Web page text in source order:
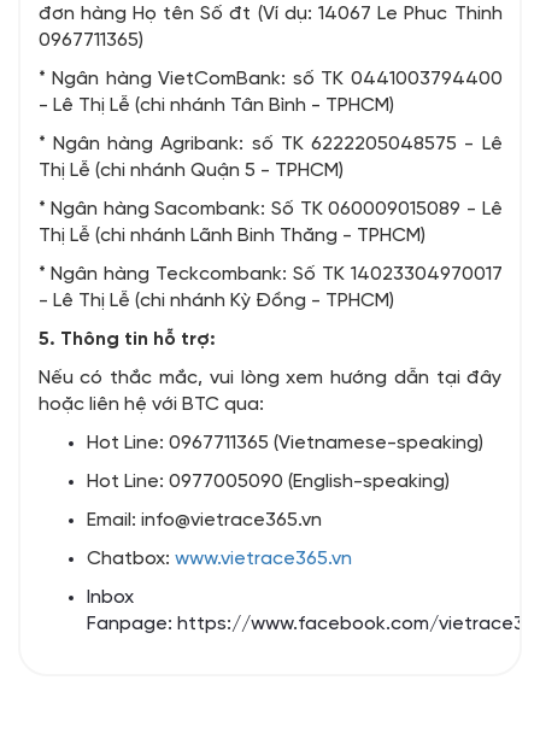
đơn hàng Họ tên Số đt (Ví dụ: 14067 Le Phuc Thinh
0967711365)
* Ngân hàng VietComBank: số TK 0441003794400
- Lê Thị Lễ (chi nhánh Tân Bình - TPHCM)
* Ngân hàng Agribank: số TK 6222205048575 - Lê
Thị Lễ (chi nhánh Quận 5 - TPHCM)
* Ngân hàng Sacombank: Số TK 060009015089 - Lê
Thị Lễ (chi nhánh Lãnh Binh Thăng - TPHCM)
* Ngân hàng Teckcombank: Số TK 14023304970017
- Lê Thị Lễ (chi nhánh Kỳ Đồng - TPHCM)
5. Thông tin hỗ trợ:
Nếu có thắc mắc, vui lòng xem hướng dẫn tại đây
hoặc liên hệ với BTC qua:
Hot Line: 0967711365 (Vietnamese-speaking)
Hot Line: 0977005090 (English-speaking)
Email: info@vietrace365.vn
Chatbox: www.vietrace365.vn
Inbox
Fanpage: https://www.facebook.com/